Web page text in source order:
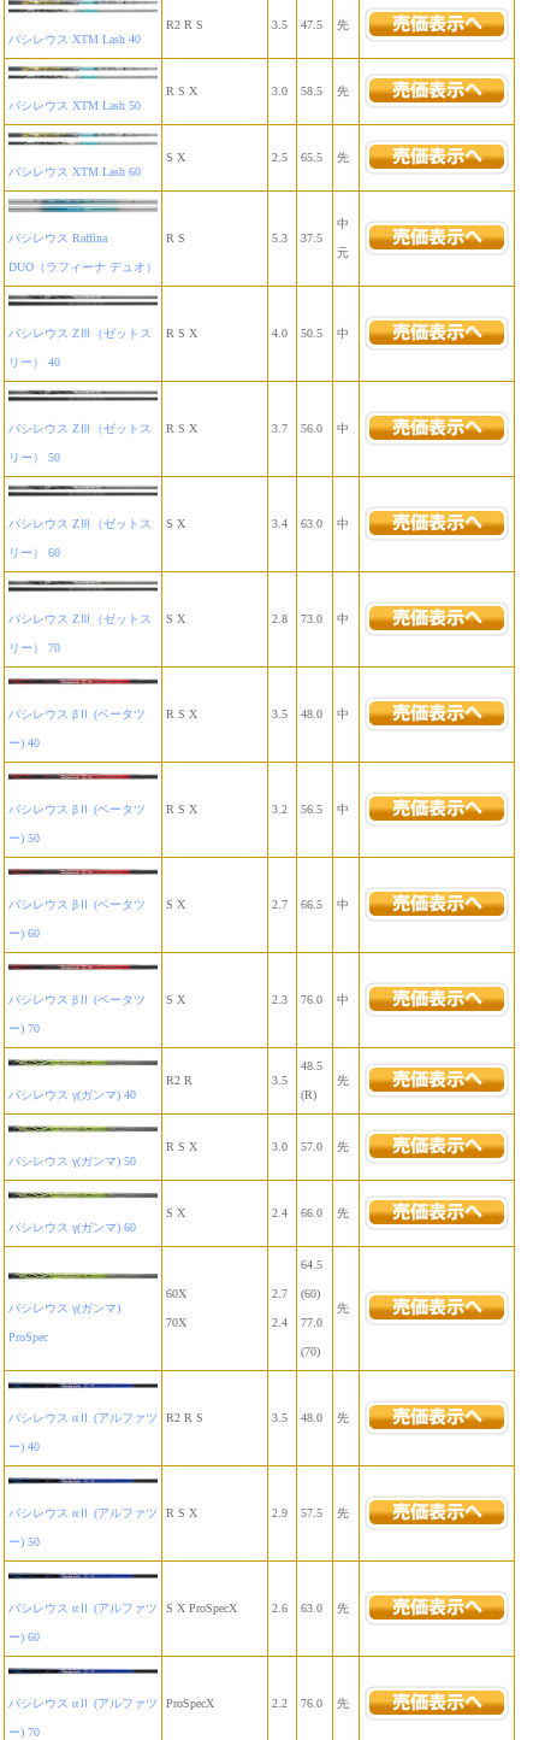
バシレウス XTM Lash 40
R2 R S 3.5 47.5 先
バシレウス XTM Lash 50
R S X 3.0 58.5 先
バシレウス XTM Lash 60
S X 2.5 65.5 先
バシレウス Raffina
DUO（ラフィーナ デュオ）
R S 5.3 37.5
中
元
バシレウス ZⅢ（ゼットス
リー） 40
R S X 4.0 50.5 中
バシレウス ZⅢ（ゼットス
リー） 50
R S X 3.7 56.0 中
バシレウス ZⅢ（ゼットス
リー） 60
S X 3.4 63.0 中
バシレウス ZⅢ（ゼットス
リー） 70
S X 2.8 73.0 中
バシレウス βⅡ (ベータツ
ー) 40
R S X 3.5 48.0 中
バシレウス βⅡ (ベータツ
ー) 50
R S X 3.2 56.5 中
バシレウス βⅡ (ベータツ
ー) 60
S X 2.7 66.5 中
バシレウス βⅡ (ベータツ
ー) 70
S X 2.3 76.0 中
バシレウス γ(ガンマ) 40
R2 R 3.5
48.5
(R)
先
バシレウス γ(ガンマ) 50
R S X 3.0 57.0 先
バシレウス γ(ガンマ) 60
S X 2.4 66.0 先
バシレウス γ(ガンマ)
ProSpec
60X
70X
2.7
2.4
64.5
(60)
77.0
(70)
先
バシレウス αⅡ (アルファツ
ー) 40
R2 R S 3.5 48.0 先
バシレウス αⅡ (アルファツ
ー) 50
R S X 2.9 57.5 先
バシレウス αⅡ (アルファツ
ー) 60
S X ProSpecX 2.6 63.0 先
バシレウス αⅡ (アルファツ
ー) 70
ProSpecX 2.2 76.0 先